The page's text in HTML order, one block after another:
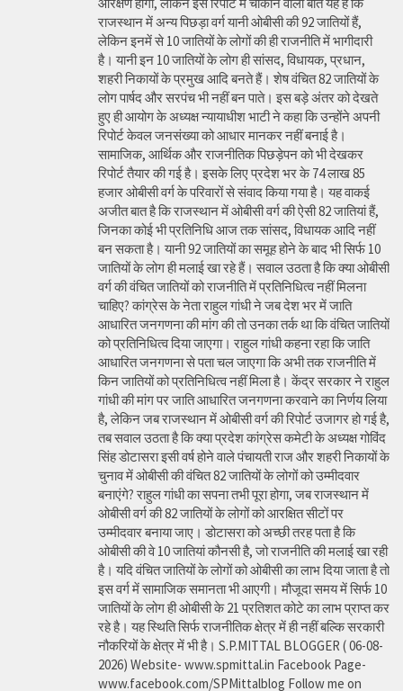
राजस्थान में अन्य पिछड़ा वर्ग यानी ओबीसी की 92 जातियों हैं,
लेकिन इनमें से 10 जातियों के लोगों की ही राजनीति में भागीदारी
है। यानी इन 10 जातियों के लोग ही सांसद, विधायक, प्रधान,
शहरी निकायों के प्रमुख आदि बनते हैं। शेष वंचित 82 जातियों के
लोग पार्षद और सरपंच भी नहीं बन पाते। इस बड़े अंतर को देखते
हुए ही आयोग के अध्यक्ष न्यायाधीश भाटी ने कहा कि उन्होंने अपनी
रिपोर्ट केवल जनसंख्या को आधार मानकर नहीं बनाई है।
सामाजिक, आर्थिक और राजनीतिक पिछड़ेपन को भी देखकर
रिपोर्ट तैयार की गई है। इसके लिए प्रदेश भर के 74 लाख 85
हजार ओबीसी वर्ग के परिवारों से संवाद किया गया है। यह वाकई
अजीत बात है कि राजस्थान में ओबीसी वर्ग की ऐसी 82 जातियां हैं,
जिनका कोई भी प्रतिनिधि आज तक सांसद, विधायक आदि नहीं
बन सकता है। यानी 92 जातियों का समूह होने के बाद भी सिर्फ 10
जातियों के लोग ही मलाई खा रहे हैं। सवाल उठता है कि क्या ओबीसी
वर्ग की वंचित जातियों को राजनीति में प्रतिनिधित्व नहीं मिलना
चाहिए? कांग्रेस के नेता राहुल गांधी ने जब देश भर में जाति
आधारित जनगणना की मांग की तो उनका तर्क था कि वंचित जातियों
को प्रतिनिधित्व दिया जाएगा। राहुल गांधी कहना रहा कि जाति
आधारित जनगणना से पता चल जाएगा कि अभी तक राजनीति में
किन जातियों को प्रतिनिधित्व नहीं मिला है। केंद्र सरकार ने राहुल
गांधी की मांग पर जाति आधारित जनगणना करवाने का निर्णय लिया
है, लेकिन जब राजस्थान में ओबीसी वर्ग की रिपोर्ट उजागर हो गई है,
तब सवाल उठता है कि क्या प्रदेश कांग्रेस कमेटी के अध्यक्ष गोविंद
सिंह डोटासरा इसी वर्ष होने वाले पंचायती राज और शहरी निकायों के
चुनाव में ओबीसी की वंचित 82 जातियों के लोगों को उम्मीदवार
बनाएंगे? राहुल गांधी का सपना तभी पूरा होगा, जब राजस्थान में
ओबीसी वर्ग की 82 जातियों के लोगों को आरक्षित सीटों पर
उम्मीदवार बनाया जाए। डोटासरा को अच्छी तरह पता है कि
ओबीसी की वे 10 जातियां कौनसी है, जो राजनीति की मलाई खा रही
है। यदि वंचित जातियों के लोगों को ओबीसी का लाभ दिया जाता है तो
इस वर्ग में सामाजिक समानता भी आएगी। मौजूदा समय में सिर्फ 10
जातियों के लोग ही ओबीसी के 21 प्रतिशत कोटे का लाभ प्राप्त कर
रहे है। यह स्थिति सिर्फ राजनीतिक क्षेत्र में ही नहीं बल्कि सरकारी
नौकरियों के क्षेत्र में भी है। S.P.MITTAL BLOGGER ( 06-08-
2026) Website- www.spmittal.in Facebook Page-
www.facebook.com/SPMittalblog Follow me on